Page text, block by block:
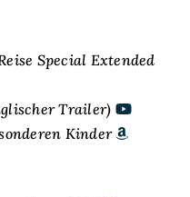
Special Extended
Trailer)
Kinder